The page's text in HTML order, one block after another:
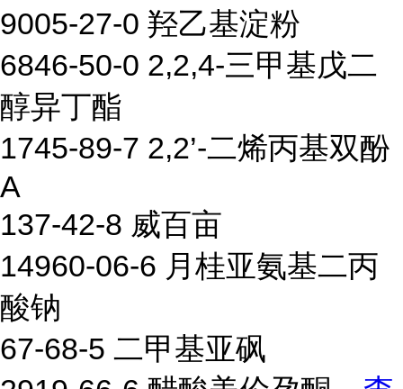
9005-27-0 羟乙基淀粉
6846-50-0 2,2,4-三甲基戊二
醇异丁酯
1745-89-7 2,2’-二烯丙基双酚
A
137-42-8 威百亩
14960-06-6 月桂亚氨基二丙
酸钠
67-68-5 二甲基亚砜